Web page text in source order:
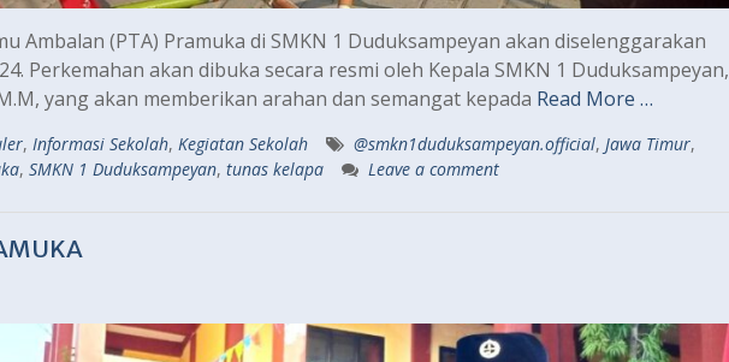
Ambalan (PTA) Pramuka di SMKN 1 Duduksampeyan akan diselenggarakan
Perkemahan akan dibuka secara resmi oleh Kepala SMKN 1 Duduksampeyan,
yang akan memberikan arahan dan semangat kepada Read More …
, Informasi Sekolah, Kegiatan Sekolah @smkn1duduksampeyan.official, Jawa Timur,
, SMKN 1 Duduksampeyan, tunas kelapa Leave a comment